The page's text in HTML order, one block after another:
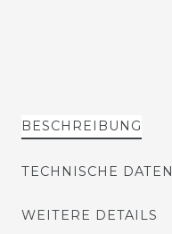
BESCHREIBUNG
TECHNISCHE DATEN
WEITERE DETAILS